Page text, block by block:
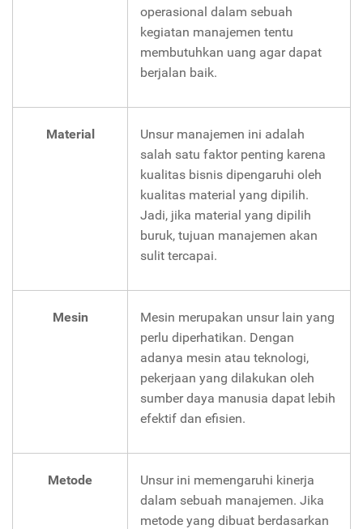
operasional dalam sebuah
kegiatan manajemen tentu
membutuhkan uang agar dapat
berjalan baik.
Material
Unsur manajemen ini adalah
salah satu faktor penting karena
kualitas bisnis dipengaruhi oleh
kualitas material yang dipilih.
Jadi, jika material yang dipilih
buruk, tujuan manajemen akan
sulit tercapai.
Mesin
Mesin merupakan unsur lain yang
perlu diperhatikan. Dengan
adanya mesin atau teknologi,
pekerjaan yang dilakukan oleh
sumber daya manusia dapat lebih
efektif dan efisien.
Metode
Unsur ini memengaruhi kinerja
dalam sebuah manajemen. Jika
metode yang dibuat berdasarkan